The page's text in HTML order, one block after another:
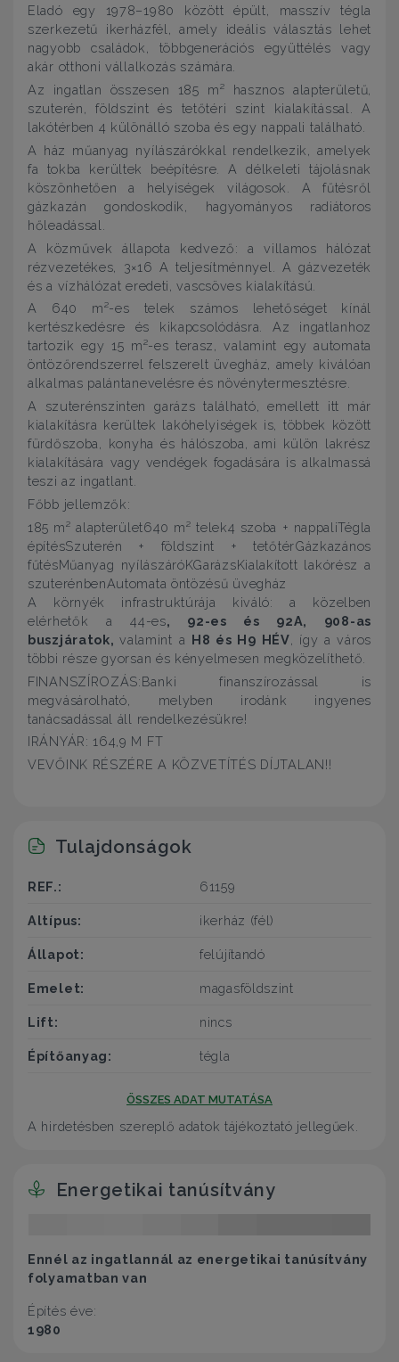
Eladó egy 1978–1980 között épült, masszív tégla
szerkezetű ikerházfél, amely ideális választás lehet
nagyobb családok, többgenerációs együttélés vagy
akár otthoni vállalkozás számára.
Az ingatlan összesen 185 m² hasznos alapterületű,
szuterén, földszint és tetőtéri szint kialakítással. A
lakótérben 4 különálló szoba és egy nappali található.
A ház műanyag nyílászárókkal rendelkezik, amelyek
fa tokba kerültek beépítésre. A délkeleti tájolásnak
köszönhetően a helyiségek világosok. A fűtésről
gázkazán gondoskodik, hagyományos radiátoros
hőleadással.
A közművek állapota kedvező: a villamos hálózat
rézvezetékes, 3×16 A teljesítménnyel. A gázvezeték
és a vízhálózat eredeti, vascsöves kialakítású.
A 640 m²-es telek számos lehetőséget kínál
kertészkedésre és kikapcsolódásra. Az ingatlanhoz
tartozik egy 15 m²-es terasz, valamint egy automata
öntözőrendszerrel felszerelt üvegház, amely kiválóan
alkalmas palántanevelésre és növénytermesztésre.
A szuterénszinten garázs található, emellett itt már
kialakításra kerültek lakóhelyiségek is, többek között
fürdőszoba, konyha és hálószoba, ami külön lakrész
kialakítására vagy vendégek fogadására is alkalmassá
teszi az ingatlant.
Főbb jellemzők:
185 m² alapterület640 m² telek4 szoba + nappaliTégla
építésSzuterén + földszint + tetőtérGázkazános
fűtésMűanyag nyílászáróKGarázsKialakított lakórész a
szuterénbenAutomata öntözésű üvegház
A környék infrastruktúrája kiváló: a közelben
elérhetők a 44-es, 92-es és 92A, 908-as
buszjáratok,valamint a H8 és H9 HÉV , így a város
többi része gyorsan és kényelmesen megközelíthető.
FINANSZÍROZÁS:Banki finanszírozással is
megvásárolható, melyben irodánk ingyenes
tanácsadással áll rendelkezésükre!
IRÁNYÁR: 164,9 M FT
VEVŐINK RÉSZÉRE A KÖZVETÍTÉS DÍJTALAN!!
Tulajdonságok
REF.: 61159
Altípus: ikerház (fél)
Állapot: felújítandó
Emelet: magasföldszint
Lift: nincs
Építőanyag: tégla
ÖSSZES ADAT MUTATÁSA
A hirdetésben szereplő adatok tájékoztató jellegűek.
Energetikai tanúsítvány
Ennél az ingatlannál az energetikai tanúsítvány
folyamatban van
Építés éve:
1980